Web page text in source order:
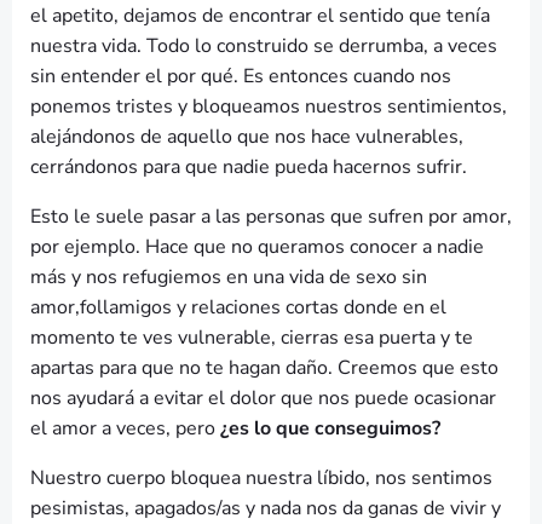
el apetito, dejamos de encontrar el sentido que tenía
nuestra vida. Todo lo construido se derrumba, a veces
sin entender el por qué. Es entonces cuando nos
ponemos tristes y bloqueamos nuestros sentimientos,
alejándonos de aquello que nos hace vulnerables,
cerrándonos para que nadie pueda hacernos sufrir.
Esto le suele pasar a las personas que sufren por amor,
por ejemplo. Hace que no queramos conocer a nadie
más y nos refugiemos en una vida de sexo sin
amor,follamigos y relaciones cortas donde en el
momento te ves vulnerable, cierras esa puerta y te
apartas para que no te hagan daño. Creemos que esto
nos ayudará a evitar el dolor que nos puede ocasionar
el amor a veces, pero¿es lo que conseguimos?
Nuestro cuerpo bloquea nuestra líbido, nos sentimos
pesimistas, apagados/as y nada nos da ganas de vivir y